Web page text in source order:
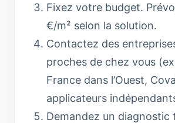
Fixez votre budget.
€/m² selon la solution.
Contactez des
proches de chez vous
France dans l’Ouest,
applicateurs
Demandez un diagnostic